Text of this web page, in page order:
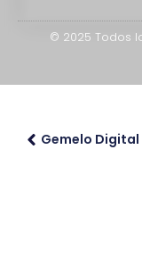
© 2025 Todos